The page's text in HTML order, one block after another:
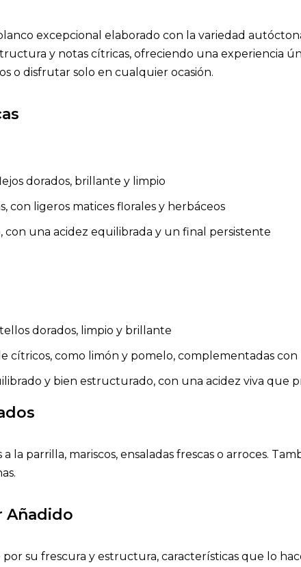
excepcional elaborado con la variedad
y notas cítricas, ofreciendo una experiencia
o disfrutar solo en cualquier ocasión.
dorados, brillante y limpio
con ligeros matices florales y herbáceos
con una acidez equilibrada y un final persistente
dorados, limpio y brillante
cítricos, como limón y pomelo, complementadas
y bien estructurado, con una acidez viva que
la parrilla, mariscos, ensaladas frescas o arroces.
Añadido
por su frescura y estructura, características que lo